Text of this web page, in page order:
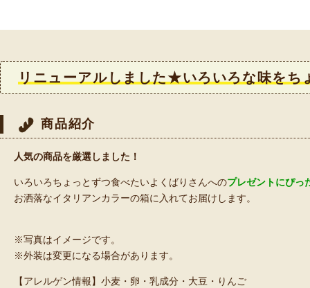
リニューアルしました★いろいろな味を
商品紹介
人気の商品を厳選しました！
いろいろちょっとずつ食べたいよくばりさんへのプレゼントにぴっ
お洒落なイタリアンカラーの箱に入れてお届けします。
※写真はイメージです。
※外装は変更になる場合があります。
【アレルゲン情報】小麦・卵・乳成分・大豆・りんご